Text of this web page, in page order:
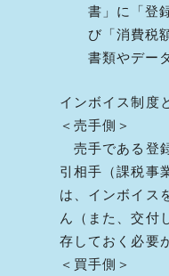
書」に「登
び「消費税
書類やデー
インボイス制度
＜売手側＞
売手である登
引相手（課税事
は、インボイス
ん（また、交付
存しておく必要
＜買手側＞